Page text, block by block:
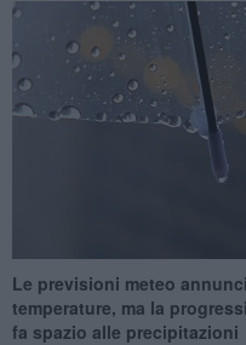
Le previsioni meteo
temperature, ma la
fa spazio alle precipitazioni